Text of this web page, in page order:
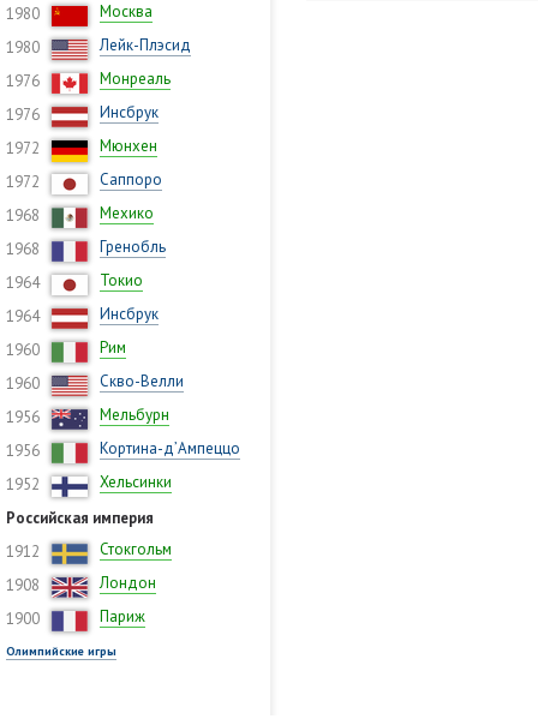
1980
Москва
1980
Лейк-Плэсид
1976
Монреаль
1976
Инсбрук
1972
Мюнхен
1972
Саппоро
1968
Мехико
1968
Гренобль
1964
Токио
1964
Инсбрук
1960
Рим
1960
Скво-Велли
1956
Мельбурн
1956
Кортина-д’Ампеццо
1952
Хельсинки
Российская империя
1912
Стокгольм
1908
Лондон
1900
Париж
Олимпийские игры